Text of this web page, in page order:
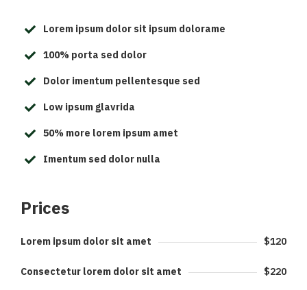
Lorem ipsum dolor sit ipsum dolorame
100% porta sed dolor
Dolor imentum pellentesque sed
Low ipsum glavrida
50% more lorem ipsum amet
Imentum sed dolor nulla
Prices
Lorem ipsum dolor sit amet $120
Consectetur lorem dolor sit amet $220